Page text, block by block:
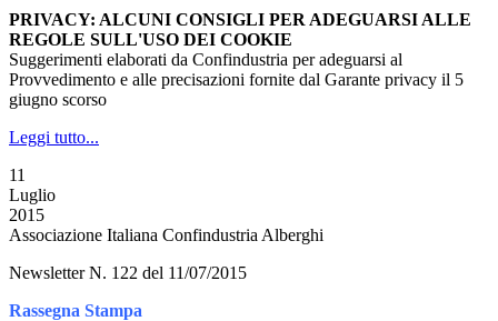
PRIVACY: ALCUNI CONSIGLI PER ADEGUARSI ALLE
REGOLE SULL'USO DEI COOKIE
Suggerimenti elaborati da Confindustria per adeguarsi al
Provvedimento e alle precisazioni fornite dal Garante privacy il 5
giugno scorso
Leggi tutto...
11
Luglio
2015
Associazione Italiana Confindustria Alberghi
Newsletter N. 122 del 11/07/2015
Rassegna Stampa